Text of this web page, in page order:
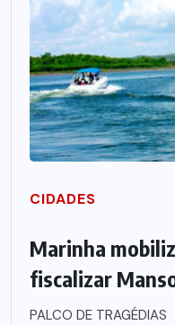
CIDADES
Marinha
fiscalizar
PALCO DE TRAGÉDIAS